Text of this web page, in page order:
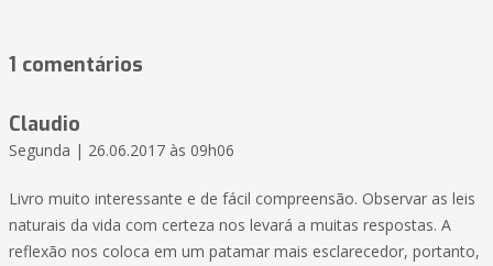
1 comentários
Claudio
Segunda | 26.06.2017 às 09h06
Livro muito interessante e de fácil compreensão. Observar as leis
naturais da vida com certeza nos levará a muitas respostas. A
reflexão nos coloca em um patamar mais esclarecedor, portanto,